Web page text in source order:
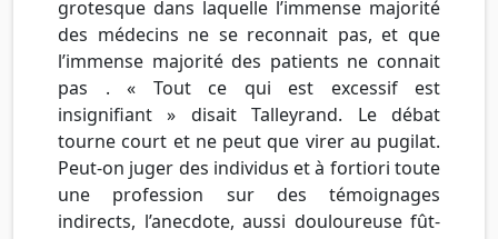
grotesque dans laquelle l’immense majorité
des médecins ne se reconnait pas, et que
l’immense majorité des patients ne connait
pas . « Tout ce qui est excessif est
insignifiant » disait Talleyrand. Le débat
tourne court et ne peut que virer au pugilat.
Peut-on juger des individus et à fortiori toute
une profession sur des témoignages
indirects, l’anecdote, aussi douloureuse fût-